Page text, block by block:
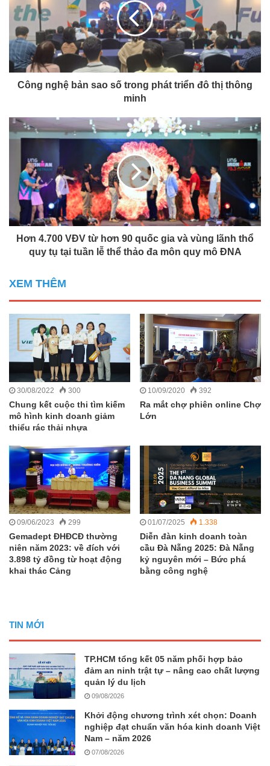
Công nghệ bản sao số trong phát triển đô thị thông
minh
Hơn 4.700 VĐV từ hơn 90 quốc gia và vùng lãnh thổ
quy tụ tại tuần lễ thể thảo đa môn quy mô ĐNA
XEM THÊM
30/08/2022 300
Chung kết cuộc thi tìm kiếm
mô hình kinh doanh giảm
thiểu rác thải nhựa
10/09/2020 392
Ra mắt chợ phiên online Chợ
Lớn
09/06/2023 299
Gemadept ĐHĐCĐ thường
niên năm 2023: về đích với
3.898 tỷ đồng từ hoạt động
khai thác Cảng
01/07/2025 1.338
Diễn đàn kinh doanh toàn
cầu Đà Nẵng 2025: Đà Nẵng
kỷ nguyên mới – Bức phá
bằng công nghệ
TIN MỚI
TP.HCM tổng kết 05 năm phối hợp bảo
đảm an ninh trật tự – nâng cao chất lượng
quản lý du lịch
09/08/2026
Khởi động chương trình xét chọn: Doanh
nghiệp đạt chuẩn văn hóa kinh doanh Việt
Nam – năm 2026
07/08/2026